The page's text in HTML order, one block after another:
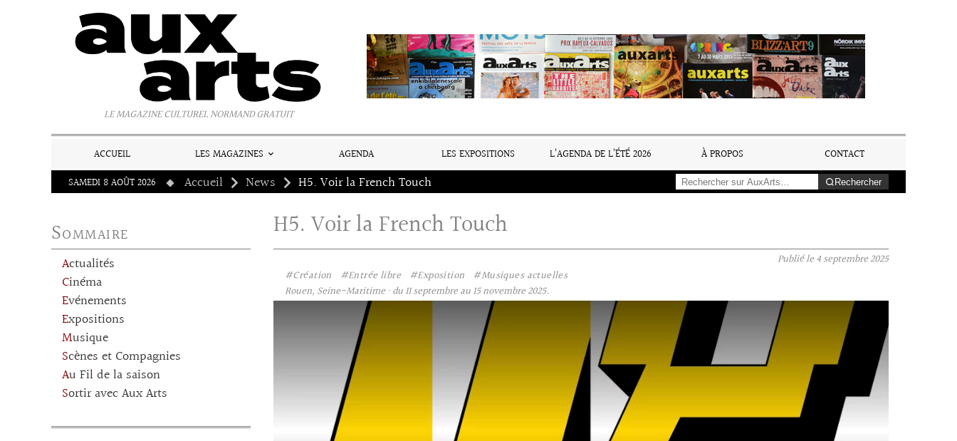
LE MAGAZINE CULTUREL NORMAND GRATUIT
ACCUEIL LES MAGAZINES AGENDA LES EXPOSITIONS L’AGENDA DE L’ÉTÉ 2026 À PROPOS
CONTACT
SAMEDI 8 AOÛT 2026
Accueil News H5. Voir la French Touch Rechercher
Sommaire
Actualités
Cinéma
Evénements
Expositions
Musique
Scènes et Compagnies
Au Fil de la saison
Sortir avec Aux Arts
H5. Voir la French Touch
Publié le4 septembre 2025
#Création
#Entrée libre #Exposition
#Musiques actuelles
Rouen, Seine-Maritime · du 11 septembre au 15 novembre 2025.
Panneau de gestion des cookies